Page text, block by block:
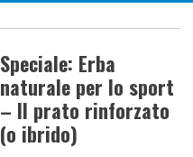
Speciale: Erba
naturale per lo sport
– Il prato rinforzato
(o ibrido)